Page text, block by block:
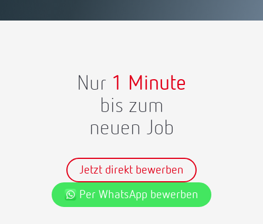
Nur 1 Minute
bis zum
neuen Job
Jetzt direkt bewerben
Per WhatsApp bewerben